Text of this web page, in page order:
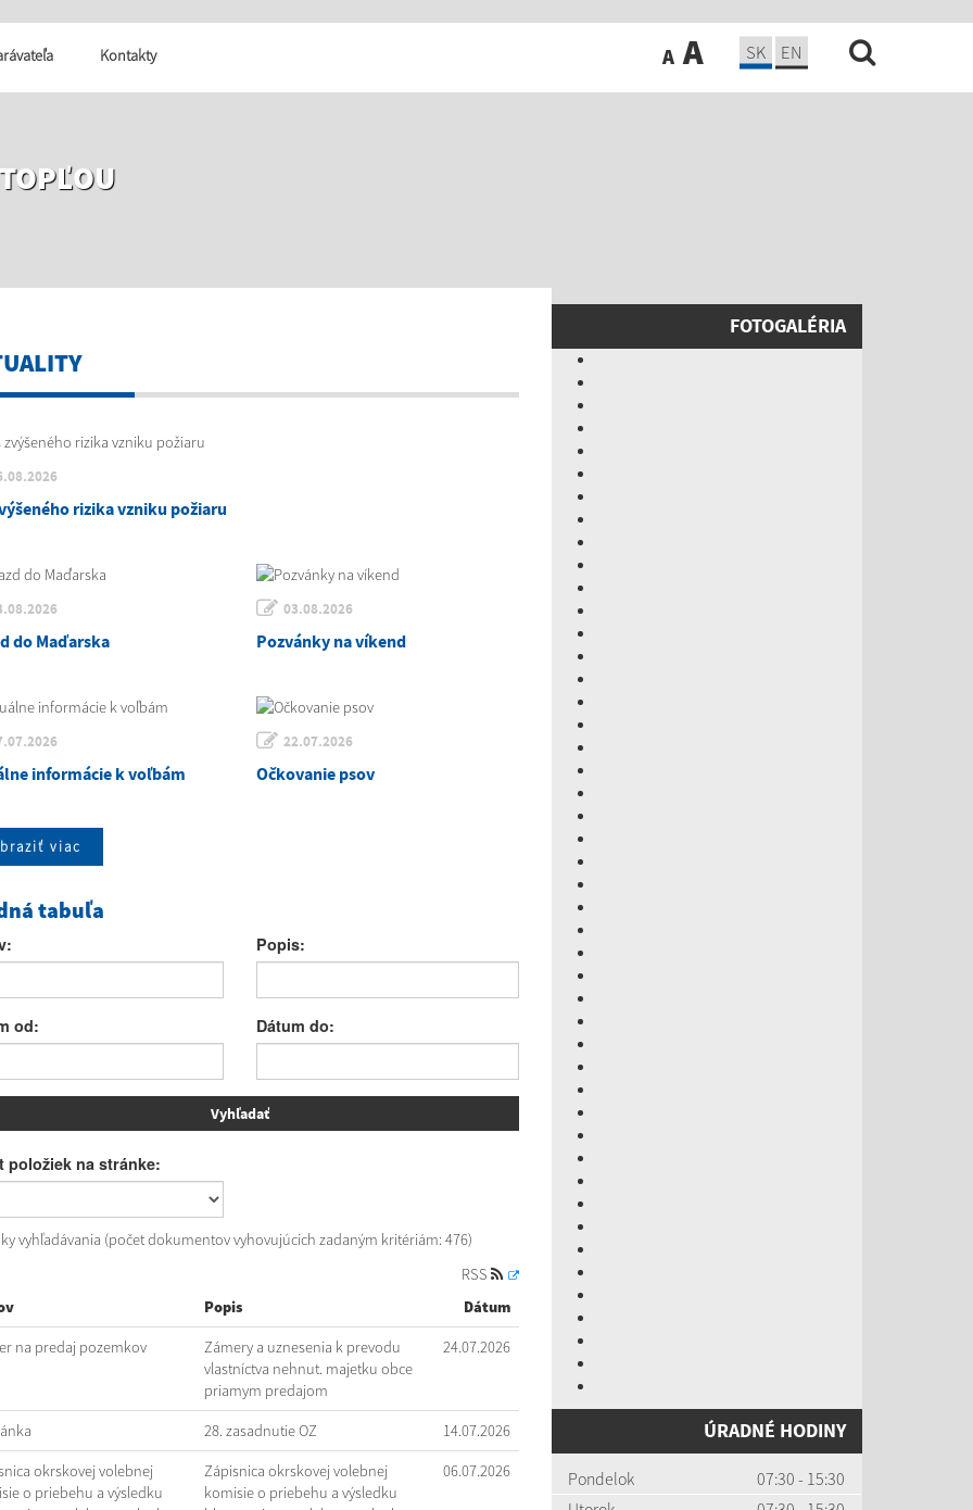
Kontakty A A SK EN
rizika vzniku požiaru
do Maďarska
03.08.2026
Pozvánky na víkend
informácie k voľbám
22.07.2026
Očkovanie psov
viac
tabuľa
Popis:
od: Dátum do:
položiek na stránke:
vyhľadávania (počet dokumentov vyhovujúcich zadaným kritériám: 476)
RSS
Popis Dátum
na predaj pozemkov
Zámery a uznesenia k prevodu
vlastníctva nehnut. majetku obce
priamym predajom
24.07.2026
28. zasadnutie OZ 14.07.2026
okrskovej volebnej
o priebehu a výsledku
Zápisnica okrskovej volebnej
komisie o priebehu a výsledku
06.07.2026
FOTOGALÉRIA
ÚRADNÉ HODINY
Pondelok
07:30 - 15:30